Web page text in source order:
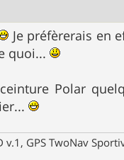
Je préfèrerais en
quoi...
Polar
GPS TwoNav